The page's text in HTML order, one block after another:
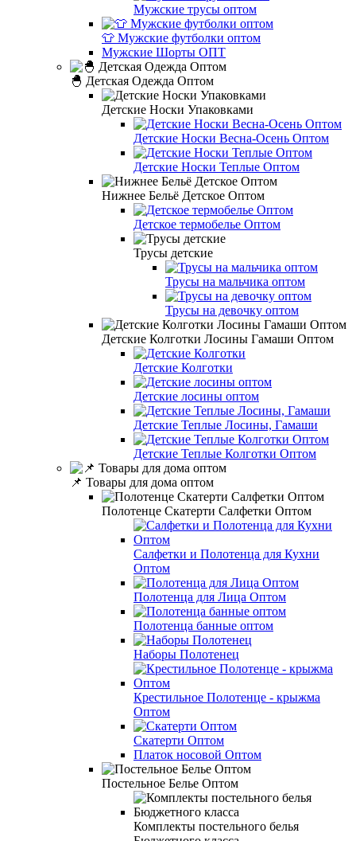
Мужские трусы оптом
👕 Мужские футболки оптом
Мужские Шорты ОПТ
🐣 Детская Одежда Оптом
Детские Носки Упаковками
Детские Носки Весна-Осень Оптом
Детские Носки Теплые Оптом
Нижнее Бельё Детское Оптом
Детское термобелье Оптом
Трусы детские
Трусы на мальчика оптом
Трусы на девочку оптом
Детские Колготки Лосины Гамаши Оптом
Детские Колготки
Детские лосины оптом
Детские Теплые Лосины, Гамаши
Детские Теплые Колготки Оптом
📌 Товары для дома оптом
Полотенце Скатерти Салфетки Оптом
Салфетки и Полотенца для Кухни
Оптом
Полотенца для Лица Оптом
Полотенца банные оптом
Наборы Полотенец
Крестильное Полотенце - крыжма
Оптом
Скатерти Оптом
Платок носовой Оптом
Постельное Белье Оптом
Комплекты постельного белья